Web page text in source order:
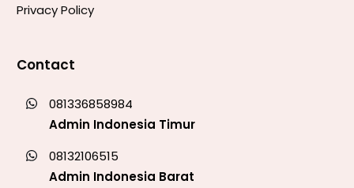
Privacy Policy
Contact
081336858984
Admin Indonesia Timur
08132106515
Admin Indonesia Barat